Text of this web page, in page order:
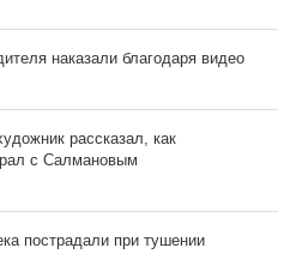
наказали благодаря видео
рассказал, как
с Салмановым
пострадали при тушении